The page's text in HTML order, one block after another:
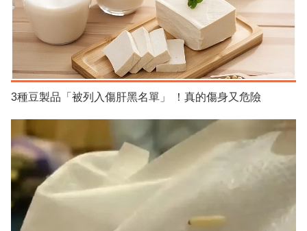
3種豆製品「被列入傷肝黑名單」 ！真的傷身又危險